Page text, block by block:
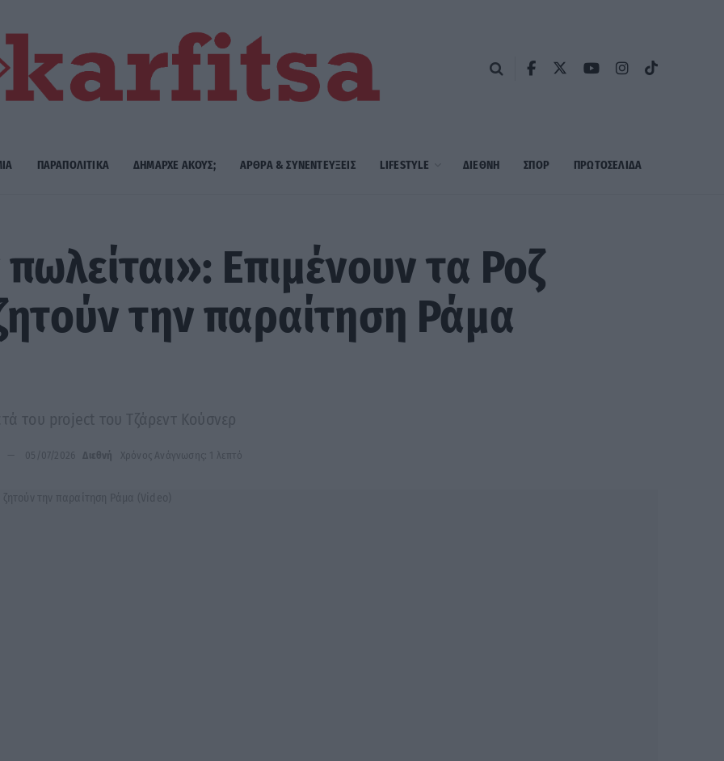
ΠΑΡΑΠΟΛΙΤΙΚΑ ΔΗΜΑΡΧE ΑΚΟΥΣ; ΑΡΘΡΑ & ΣΥΝΕΝΤΕΥΞΕΙΣ LIFESTYLE ΔΙΕΘΝΗ ΣΠΟΡ ΠΡΩΤΟΣΈΛΙΔΑ
Επιμένουν τα Ροζ
την παραίτηση Ράμα
του project του Τζάρεντ Κούσνερ
05/07/2026 Διεθνή Χρόνος Ανάγνωσης: 1 λεπτό